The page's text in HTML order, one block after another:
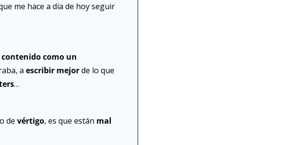
me hace a día de hoy seguir
como un
a escribir mejor de lo que
…
de vértigo, es que están mal